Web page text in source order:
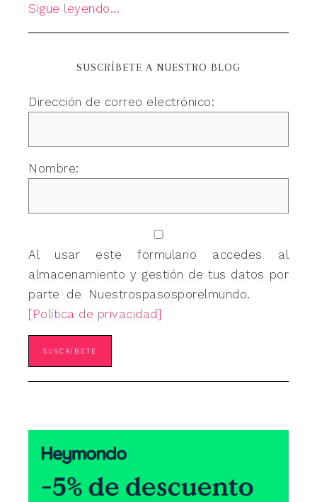
Sigue leyendo...
SUSCRÍBETE A NUESTRO BLOG
Dirección de correo electrónico:
Nombre:
Al usar este formulario accedes al
almacenamiento y gestión de tus datos por
parte de Nuestrospasosporelmundo.
[Política de privacidad]